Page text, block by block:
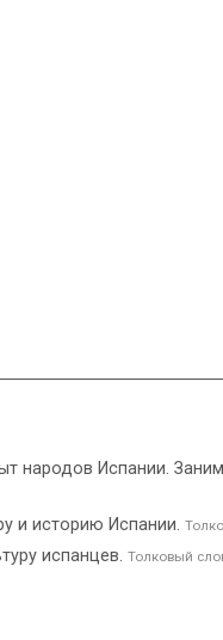
народов Испании.
и историю Испании.
испанцев. Толковый